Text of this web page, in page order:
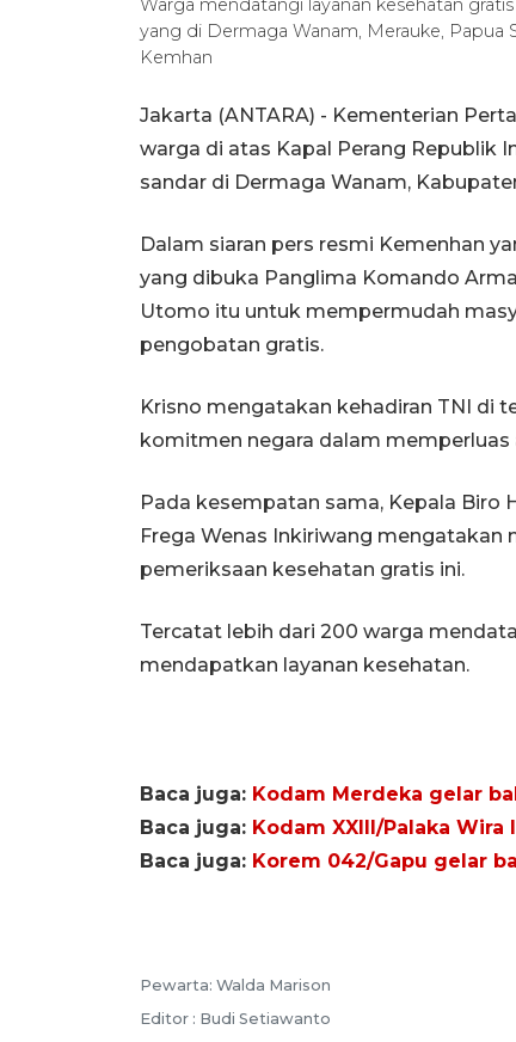
Warga mendatangi layanan kesehatan
yang di Dermaga Wanam, Merauke, Papua
Kemhan
Jakarta (ANTARA) - Kementerian
warga di atas Kapal Perang Republik
sandar di Dermaga Wanam,
Dalam siaran pers resmi Kemenhan
yang dibuka Panglima Komando
Utomo itu untuk mempermudah
pengobatan gratis.
Krisno mengatakan kehadiran TNI di
komitmen negara dalam memperluas
Pada kesempatan sama, Kepala Biro
Frega Wenas Inkiriwang
pemeriksaan kesehatan gratis ini.
Tercatat lebih dari 200 warga
mendapatkan layanan kesehatan.
Baca juga: Kodam Merdeka gelar
Baca juga: Kodam XXIII/Palaka
Baca juga: Korem 042/Gapu gelar
Pewarta: Walda Marison
Editor : Budi Setiawanto